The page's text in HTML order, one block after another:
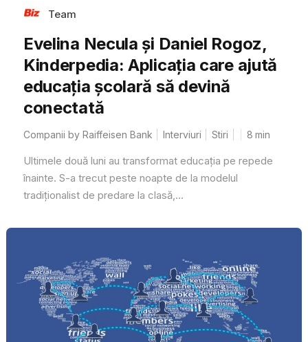
Team
Evelina Necula și Daniel Rogoz,
Kinderpedia: Aplicația care ajută
educația școlară să devină
conectată
Companii by Raiffeisen Bank Interviuri Stiri 8 min
Ultimele două luni au transformat educația pe repede
înainte. S-a trecut peste noapte de la modelul
tradiționalist de predare la clasă,...